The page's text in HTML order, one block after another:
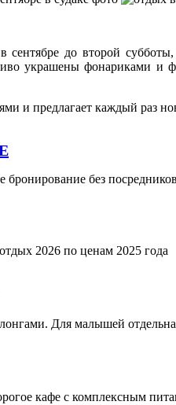
сентябре до второй
украшены фонариками и
и предлагает каждый раз
без посредников
2026 по ценам 2025 года
Для малышей
кафе с комплексным